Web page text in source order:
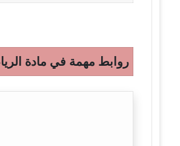
روابط مهمة في مادة